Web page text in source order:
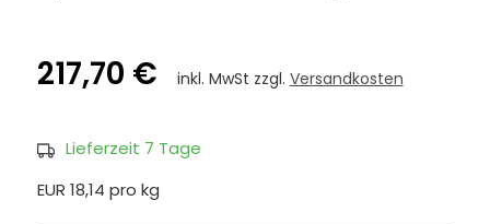
217,70 € inkl. MwSt zzgl. Versandkosten
Lieferzeit 7 Tage
EUR 18,14 pro kg